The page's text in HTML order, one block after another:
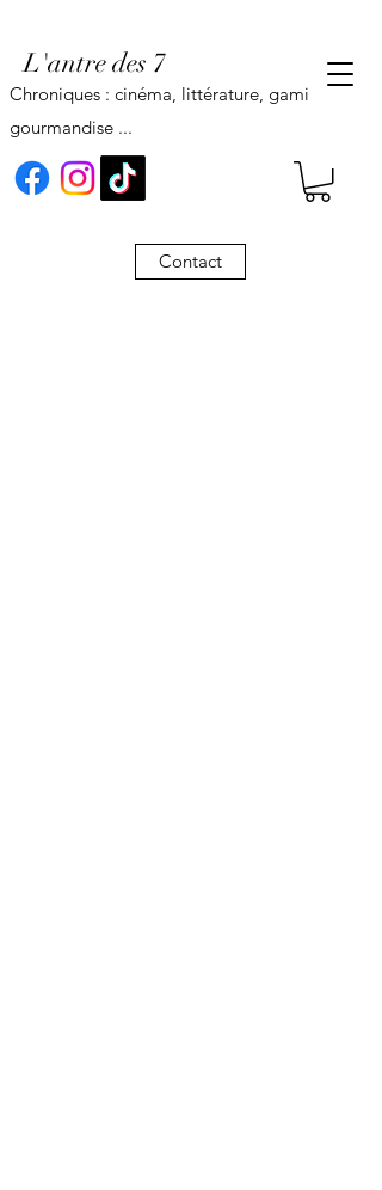
L'antre des 7
Contact
Chroniques : cinéma, littérature, gaming,
gourmandise ...